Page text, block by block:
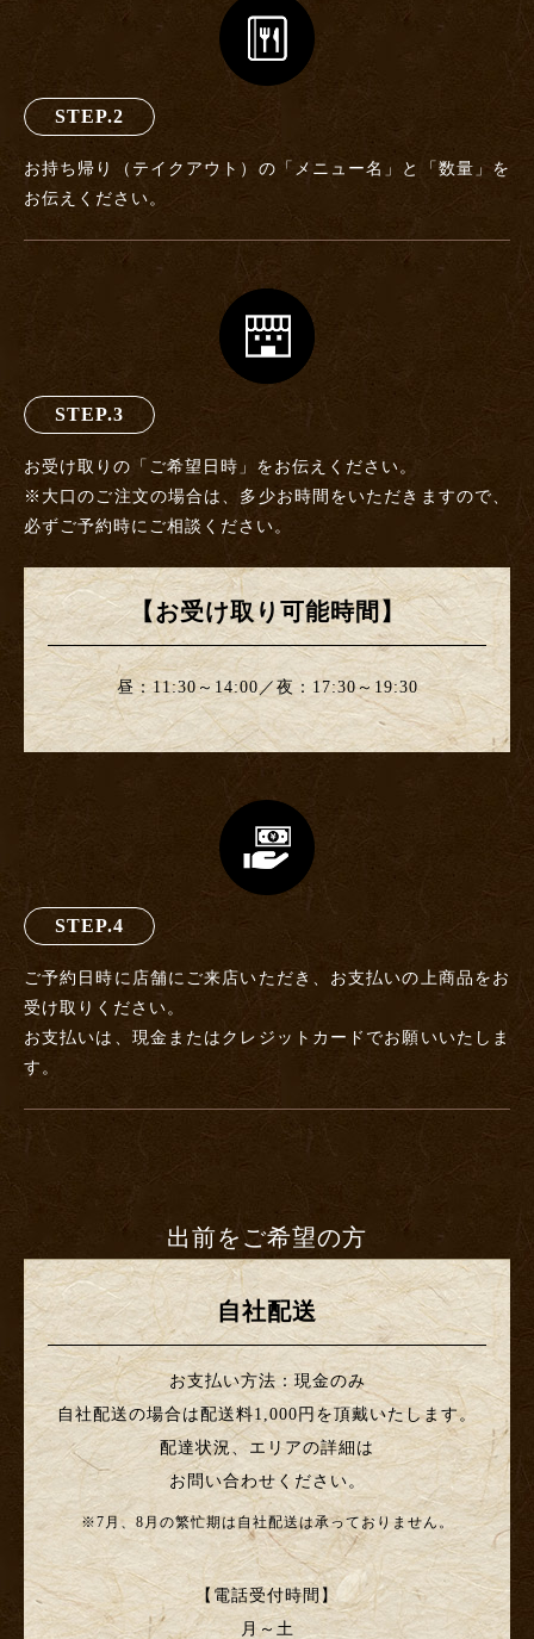
STEP.2
お持ち帰り（テイクアウト）の「メニュー名」と「数量」を
お伝えください。
STEP.3
お受け取りの「ご希望日時」をお伝えください。
※大口のご注文の場合は、多少お時間をいただきますので、
必ずご予約時にご相談ください。
【お受け取り可能時間】
昼：11:30～14:00／夜：17:30～19:30
STEP.4
ご予約日時に店舗にご来店いただき、お支払いの上商品をお
受け取りください。
お支払いは、現金またはクレジットカードでお願いいたしま
す。
出前をご希望の方
自社配送
お支払い方法：現金のみ
自社配送の場合は配送料1,000円を頂戴いたします。
配達状況、エリアの詳細は
お問い合わせください。
※7月、8月の繁忙期は自社配送は承っておりません。
【電話受付時間】
月～土